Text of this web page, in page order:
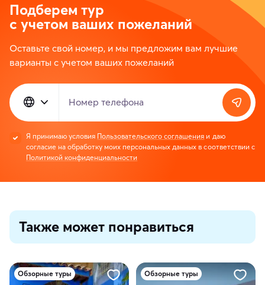
Подберем тур
с учетом ваших пожеланий
Оставьте свой номер, и мы предложим вам лучшие
варианты с учетом ваших пожеланий
Номер телефона
Я принимаю условия Пользовательского соглашения и даю
согласие на обработку моих персональных данных в соответствии с
Политикой конфиденциальности
Также может понравиться
Обзорные туры Обзорные туры